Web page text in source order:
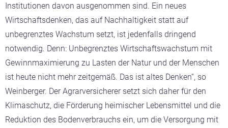
Institutionen davon ausgenommen sind. Ein neues
Wirtschaftsdenken, das auf Nachhaltigkeit statt auf
unbegrenztes Wachstum setzt, ist jedenfalls dringend
notwendig. Denn: Unbegrenztes Wirtschaftswachstum mit
Gewinnmaximierung zu Lasten der Natur und der Menschen
ist heute nicht mehr zeitgemäß. Das ist altes Denken“, so
Weinberger. Der Agrarversicherer setzt sich daher für den
Klimaschutz, die Förderung heimischer Lebensmittel und die
Reduktion des Bodenverbrauchs ein, um die Versorgung mit